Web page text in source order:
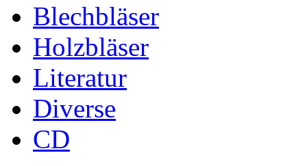
Blechbläser
Holzbläser
Literatur
Diverse
CD